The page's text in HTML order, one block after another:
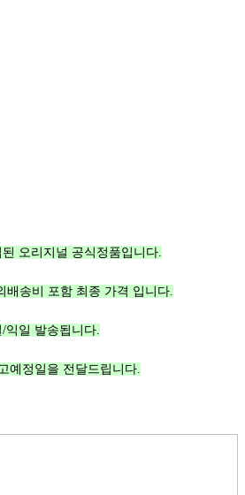
오리지널 공식정품입니다.
배송비 포함 최종 가격 입니다.
익일 발송됩니다.
예정일을 전달드립니다.